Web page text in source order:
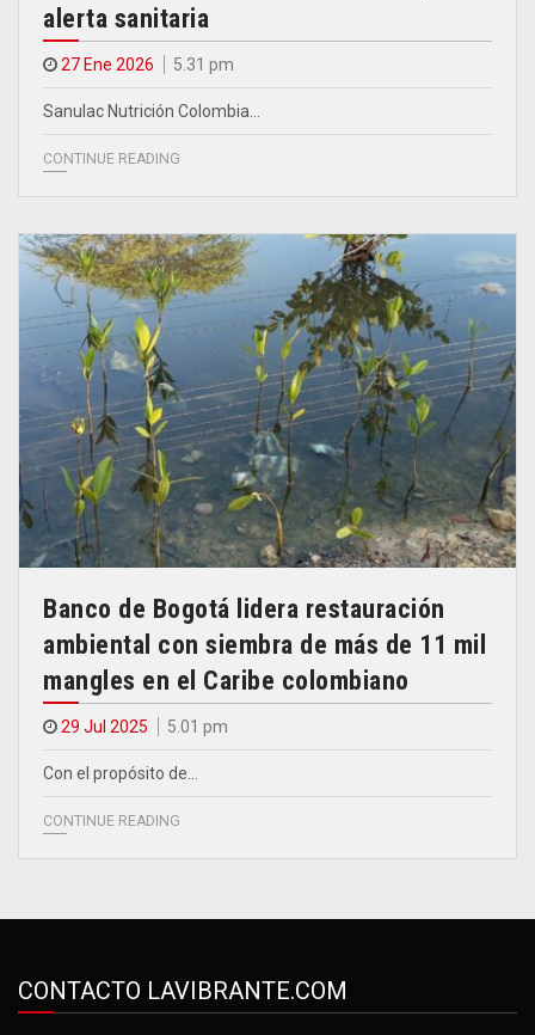
alerta sanitaria
27 Ene 2026 5.31 pm
Sanulac Nutrición Colombia…
CONTINUE READING
Banco de Bogotá lidera restauración
ambiental con siembra de más de 11 mil
mangles en el Caribe colombiano
29 Jul 2025 5.01 pm
Con el propósito de…
CONTINUE READING
CONTACTO LAVIBRANTE.COM